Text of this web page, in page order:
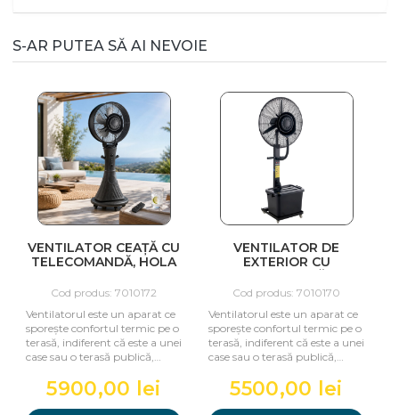
S-AR PUTEA SĂ AI NEVOIE
VENTILATOR CEAȚĂ CU
TELECOMANDĂ, HOLA
Cod produs: 7010172
Ventilatorul este un aparat ce
sporește confortul termic pe o
terasă, indiferent că este a unei
case sau o terasă publică,
5900,00 lei
VENTILATOR DE
EXTERIOR CU
COOL
Cod produs: 7010170
Ventilatorul este un aparat ce
sporește confortul termic pe o
terasă, indiferent că este a unei
case sau o terasă publică,
5500,00 lei